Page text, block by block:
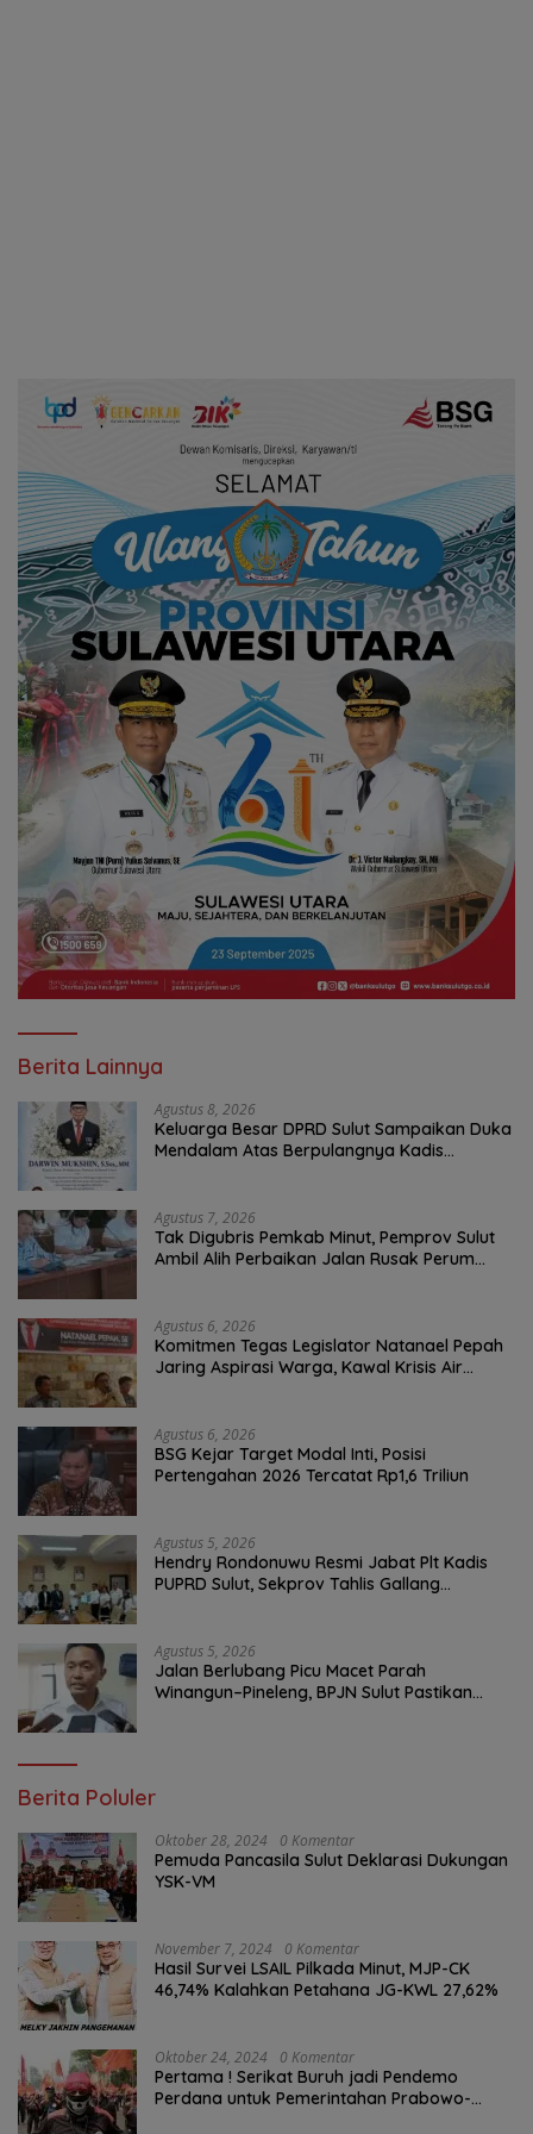
Berita Lainnya
Agustus 8, 2026
Keluarga Besar DPRD Sulut Sampaikan Duka
Mendalam Atas Berpulangnya Kadis
Agustus 7, 2026
Tak Digubris Pemkab Minut, Pemprov Sulut
Ambil Alih Perbaikan Jalan Rusak Perum
Agustus 6, 2026
Komitmen Tegas Legislator Natanael Pepah
Jaring Aspirasi Warga, Kawal Krisis Air
Agustus 6, 2026
BSG Kejar Target Modal Inti, Posisi
Pertengahan 2026 Tercatat Rp1,6 Triliun
Agustus 5, 2026
Hendry Rondonuwu Resmi Jabat Plt Kadis
PUPRD Sulut, Sekprov Tahlis Gallang
Agustus 5, 2026
Jalan Berlubang Picu Macet Parah
Winangun–Pineleng, BPJN Sulut Pastikan
Berita Poluler
Oktober 28, 2024 0 Komentar
Pemuda Pancasila Sulut Deklarasi Dukungan
YSK-VM
November 7, 2024 0 Komentar
Hasil Survei LSAIL Pilkada Minut, MJP-CK
46,74% Kalahkan Petahana JG-KWL 27,62%
Oktober 24, 2024 0 Komentar
Pertama ! Serikat Buruh jadi Pendemo
Perdana untuk Pemerintahan Prabowo-